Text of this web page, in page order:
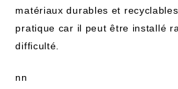
matériaux durables et
pratique car il peut être installé
difficulté.
nn